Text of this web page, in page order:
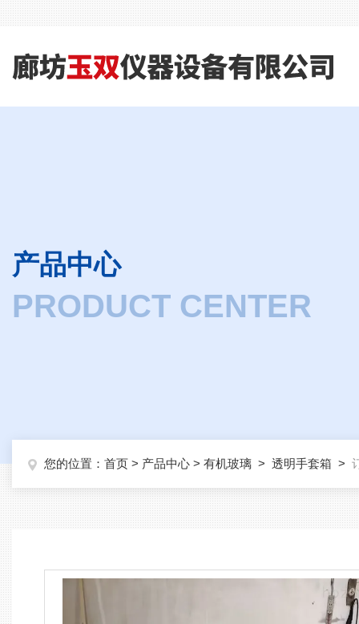
产品中心
PRODUCT CENTER
您的位置： 首页 > 产品中心 > 有机玻璃 > 透明手套箱 >